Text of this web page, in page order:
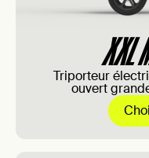
XXL
Triporteur
ouvert